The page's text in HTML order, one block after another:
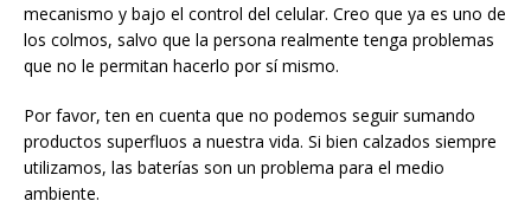
mecanismo y bajo el control del celular. Creo que ya es uno de
los colmos, salvo que la persona realmente tenga problemas
que no le permitan hacerlo por sí mismo.
Por favor, ten en cuenta que no podemos seguir sumando
productos superfluos a nuestra vida. Si bien calzados siempre
utilizamos, las baterías son un problema para el medio
ambiente.